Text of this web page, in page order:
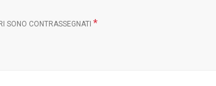
SONO CONTRASSEGNATI *